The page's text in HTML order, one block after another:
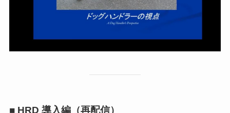
■ HRD 導入編（再配信）